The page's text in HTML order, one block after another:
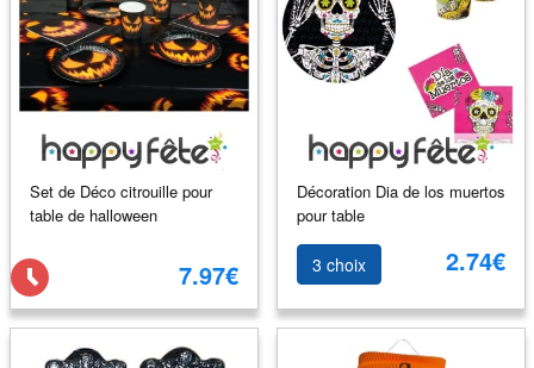
Set de Déco citrouille pour
table de halloween
7.97€
Décoration Dia de los muertos
pour table
3 choix 2.74€